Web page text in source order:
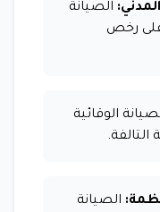
الصيانة
رخص
الوقائية
الصيانة